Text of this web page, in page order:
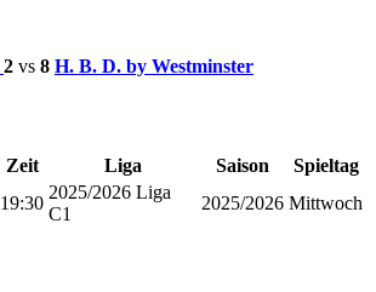
2 vs 8 H. B. D. by Westminster
Zeit Liga Saison
Spieltag
19:30
2025/2026 Liga
C1
2025/2026 Mittwoch